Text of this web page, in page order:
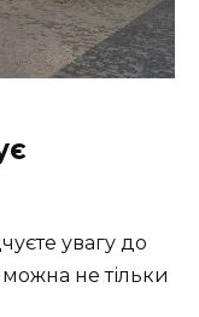
увагу до
не тільки